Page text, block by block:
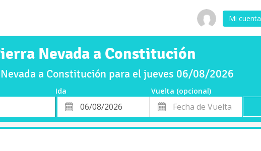
Mi cuenta
Nevada a Constitución
a Constitución para el jueves 06/08/2026
Ida
Vuelta (opcional)
Fecha
de
Fecha
de
Vuelta